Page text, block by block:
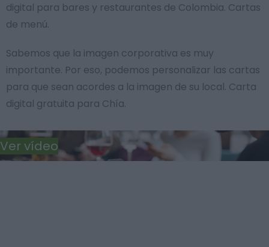
digital para bares y restaurantes de Colombia. Cartas
de menú.
Sabemos que la imagen corporativa es muy
importante. Por eso, podemos personalizar las cartas
para que sean acordes a la imagen de su local. Carta
digital gratuita para Chía.
Ver vídeo